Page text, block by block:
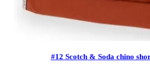
#12 Scotch & Soda chino